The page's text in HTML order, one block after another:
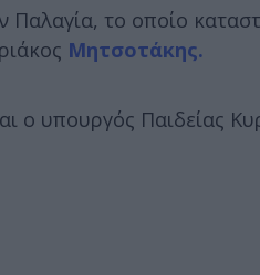
Παλαγία, το οποίο
Μητσοτάκης.
ο υπουργός Παιδείας